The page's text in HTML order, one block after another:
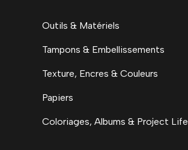
Outils & Matériels
Tampons & Embellissements
Texture, Encres & Couleurs
Papiers
Coloriages, Albums & Project Life